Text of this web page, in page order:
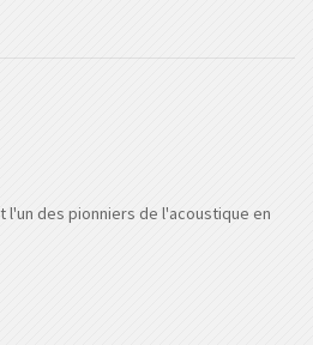
l'un des pionniers de l'acoustique en